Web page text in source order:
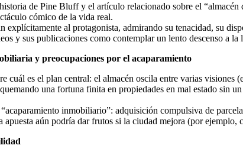
de Pine Bluff y el artículo relacionado sobre el
cómico de la vida real.
explícitamente al protagonista, admirando su tenacidad, su
y sus publicaciones como contemplar un lento descenso a
y preocupaciones por el acaparamiento
cuál es el plan central: el almacén oscila entre varias
una fortuna finita en propiedades en mal estado sin
inmobiliario”: adquisición compulsiva de
apuesta aún podría dar frutos si la ciudad mejora (por